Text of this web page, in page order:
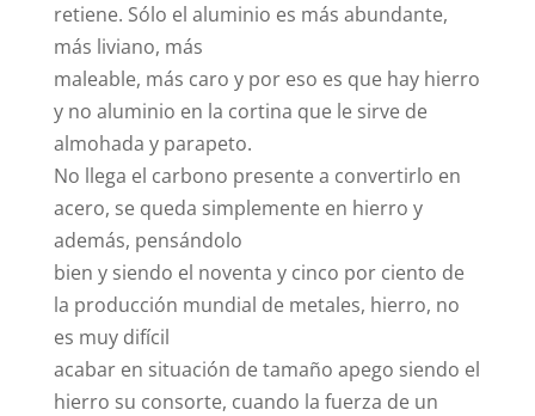
retiene. Sólo el aluminio es más abundante,
más liviano, más
maleable, más caro y por eso es que hay hierro
y no aluminio en la cortina que le sirve de
almohada y parapeto.
No llega el carbono presente a convertirlo en
acero, se queda simplemente en hierro y
además, pensándolo
bien y siendo el noventa y cinco por ciento de
la producción mundial de metales, hierro, no
es muy difícil
acabar en situación de tamaño apego siendo el
hierro su consorte, cuando la fuerza de un